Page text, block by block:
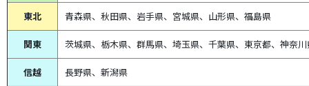
東北 青森県、 秋田県、 岩手県、宮城県、山形県、福島県
関東 茨城県、栃木県、群馬県、埼玉県、千葉県、東京都、神奈
信越 長野県、新潟県